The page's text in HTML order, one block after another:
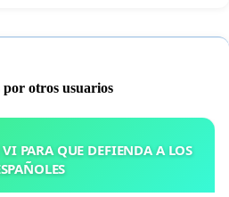
por otros usuarios
VI PARA QUE DEFIENDA A LOS